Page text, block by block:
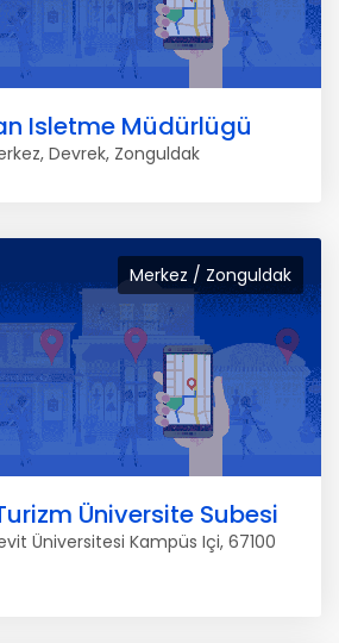
Isletme Müdürlügü
Devrek, Zonguldak
Merkez / Zonguldak
Üniversite Subesi
Üniversitesi Kampüs Içi, 67100